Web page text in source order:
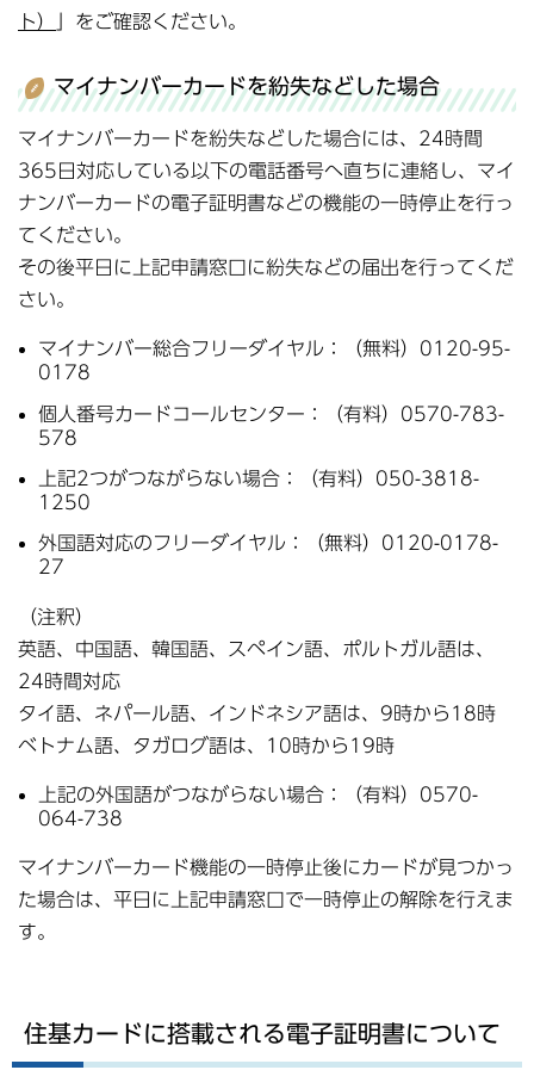
ト）
」をご確認ください。
マイナンバーカードを紛失などした場合
マイナンバーカードを紛失などした場合には、24時間
365日対応している以下の電話番号へ直ちに連絡し、マイ
ナンバーカードの電子証明書などの機能の一時停止を行っ
てください。
その後平日に上記申請窓口に紛失などの届出を行ってくだ
さい。
マイナンバー総合フリーダイヤル：（無料）0120-95-
0178
個人番号カードコールセンター：（有料）0570-783-
578
上記2つがつながらない場合：（有料）050-3818-
1250
外国語対応のフリーダイヤル：（無料）0120-0178-
27
（注釈）
英語、中国語、韓国語、スペイン語、ポルトガル語は、
24時間対応
タイ語、ネパール語、インドネシア語は、9時から18時
ベトナム語、タガログ語は、10時から19時
上記の外国語がつながらない場合：（有料）0570-
064-738
マイナンバーカード機能の一時停止後にカードが見つかっ
た場合は、平日に上記申請窓口で一時停止の解除を行えま
す。
住基カードに搭載される電子証明書について